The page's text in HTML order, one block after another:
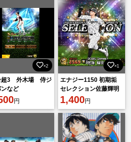
×2
超3 外木場 侍ジ
ンなど
円
×1
エナジー1150 初期垢
セレクション佐藤輝明
1,400円